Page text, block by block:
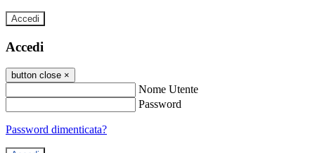
Accedi
Accedi
button close ×
Nome Utente
Password
Password dimenticata?